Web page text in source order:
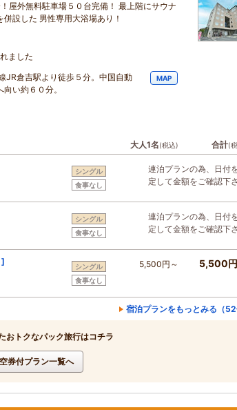
屋外無料駐車場５０台完備！ 最上階にサウナ
併設した 男性専用大浴場あり！
ました
JR倉吉駅より徒歩５分。中国自動
い約６０分。
MAP
大人1名(税込) 合計(
シングル
食事なし
連泊プランの為、日付
定して金額をご確認下
シングル
食事なし
連泊プランの為、日付
定して金額をご確認下
]
シングル
食事なし
5,500円～ 5,500
宿泊プランをもっとみる（52
おトクなパック旅行はコチラ
券付プラン一覧へ